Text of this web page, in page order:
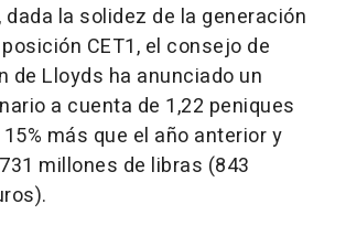
dada la solidez de la generación
CET1, el consejo de
de Lloyds ha anunciado un
a cuenta de 1,22 peniques
más que el año anterior y
millones de libras (843